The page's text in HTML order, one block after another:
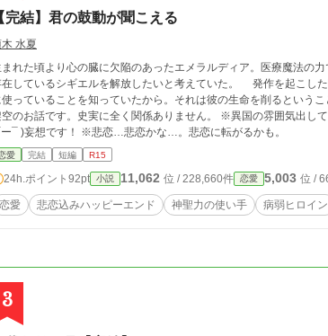
完結】君の鼓動が聞こえる
水夏
れた頃より心の臓に欠陥のあったエメラルディア。医療魔法の
ているシギエルを解放したいと考えていた。 発作を起こした時に、彼は魔法ではなく、自分の神聖力をエメラルディアの為
っていることを知っていたから。それは彼の生命を削るということを知ってしまったか
空のお話です。史実に全く関係ありません。 ※異国の雰囲気出し
¯ )妄想です！ ※悲恋…悲恋かな…。悲恋に転がるかも。
愛 完結 短編 R15
24h.ポイント 92pt 小説 11,062 位 / 228,660件 恋愛 5,003 位 /
恋愛 悲恋込みハッピーエンド 神聖力の使い手 病弱ヒロイン
3